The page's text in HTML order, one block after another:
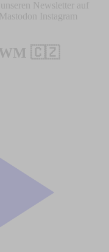
Newsletter auf
Instagram
WM 🇨🇿